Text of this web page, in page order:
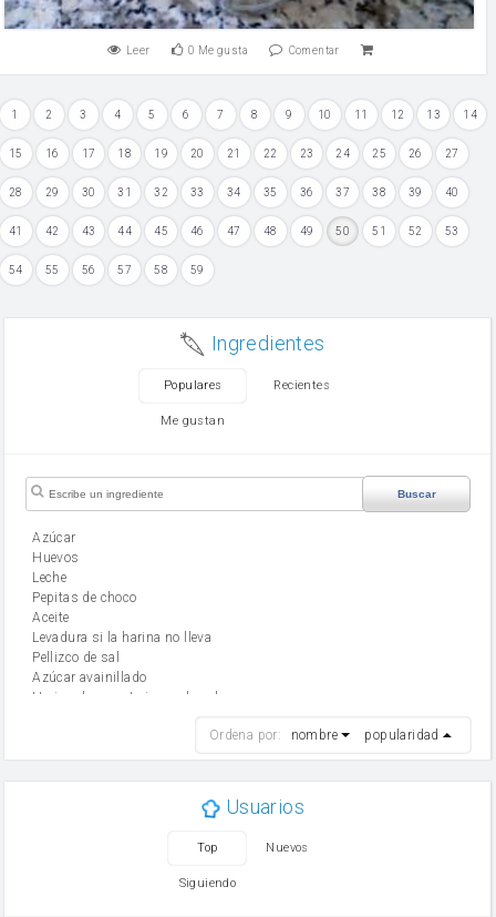
Leer 0 Me gusta Comentar
1 2 3 4 5 6 7 8 9 10 11 12 13 14
15 16 17 18 19 20 21 22 23 24 25 26 27
28 29 30 31 32 33 34 35 36 37 38 39 40
41 42 43 44 45 46 47 48 49 50 51 52 53
54 55 56 57 58 59
Ingredientes
Populares Recientes
Me gustan
Buscar
Azúcar
huevos
leche
Pepitas de choco
aceite
Levadura si la harina no lleva
Pellizco de sal
Azúcar avainillado
Harina de reposteria con levadura
mantequilla
Ordena por: nombre popularidad
Usuarios
Top Nuevos
Siguiendo